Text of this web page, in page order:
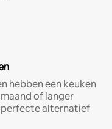
hebben een keuken
of langer
alternatief